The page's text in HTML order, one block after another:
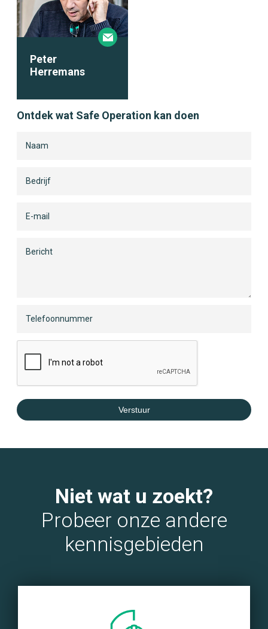
Peter
Herremans
Ontdek wat Safe Operation kan doen
Verstuur
Niet wat u zoekt?
Probeer onze andere
kennisgebieden